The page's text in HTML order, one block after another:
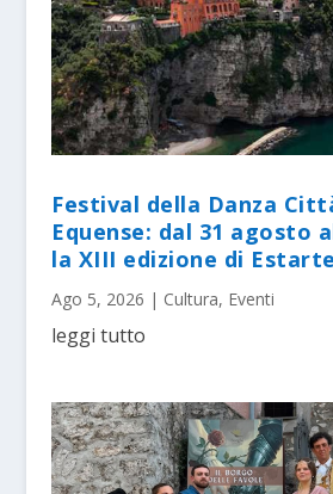
Festival della Danza
Equense: dal 31 agosto
la XIII edizione di
Ago 5, 2026 | Cultura, Eventi
leggi tutto